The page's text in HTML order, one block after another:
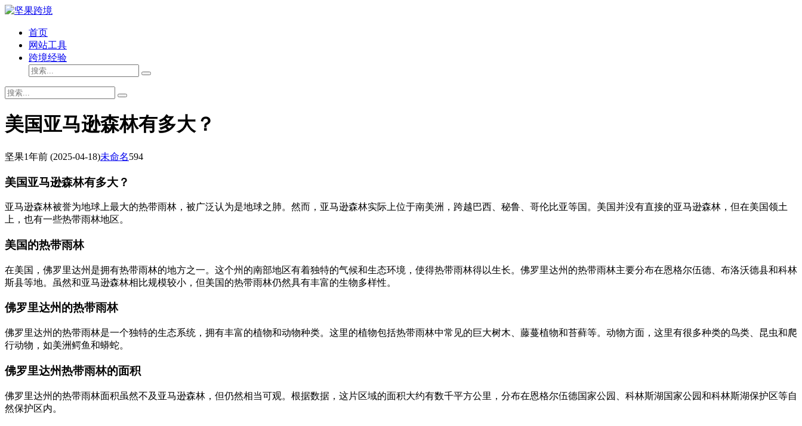
首页
网站工具
跨境经验
美国亚马逊森林有多大？
坚果1年前 (2025-04-18)未命名594
美国亚马逊森林有多大？
亚马逊森林被誉为地球上最大的热带雨林，被广泛认为是地球之肺。然而，亚马逊森林实际上位于南美洲，跨越巴西、秘鲁、哥伦比亚等国。美国并没有直接的亚马逊森林，但在美国领土
上，也有一些热带雨林地区。
美国的热带雨林
在美国，佛罗里达州是拥有热带雨林的地方之一。这个州的南部地区有着独特的气候和生态环境，使得热带雨林得以生长。佛罗里达州的热带雨林主要分布在恩格尔伍德、布洛沃德县和科林
斯县等地。虽然和亚马逊森林相比规模较小，但美国的热带雨林仍然具有丰富的生物多样性。
佛罗里达州的热带雨林
佛罗里达州的热带雨林是一个独特的生态系统，拥有丰富的植物和动物种类。这里的植物包括热带雨林中常见的巨大树木、藤蔓植物和苔藓等。动物方面，这里有很多种类的鸟类、昆虫和爬
行动物，如美洲鳄鱼和蟒蛇。
佛罗里达州热带雨林的面积
佛罗里达州的热带雨林面积虽然不及亚马逊森林，但仍然相当可观。根据数据，这片区域的面积大约有数千平方公里，分布在恩格尔伍德国家公园、科林斯湖国家公园和科林斯湖保护区等自
然保护区内。